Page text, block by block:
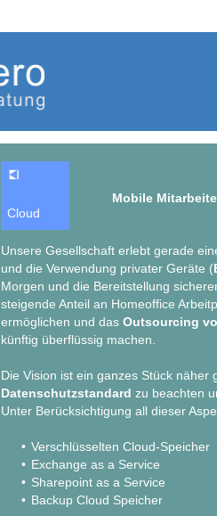
Cloud
Mobile
Unsere Gesellschaft erlebt gerade
und die Verwendung privater Geräte (
Morgen und die Bereitstellung
steigende Anteil an Homeoffice
ermöglichen und das Outsourcing
künftig überflüssig machen.
Die Vision ist ein ganzes Stück
Datenschutzstandard zu beachten
Unter Berücksichtigung all dieser
Verschlüsselten Cloud-Speicher
Exchange as a Service
Sharepoint as a Service
Backup Cloud Speicher